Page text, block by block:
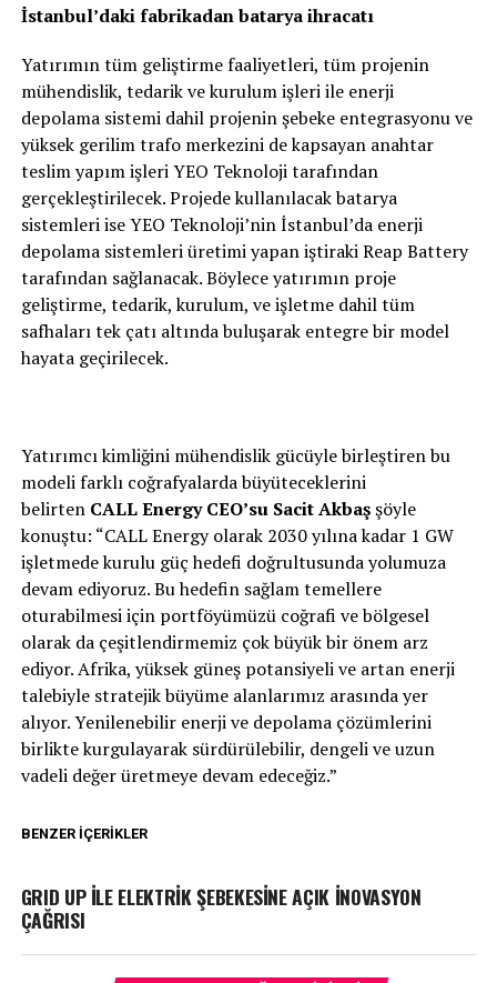
İstanbul’daki fabrikadan batarya ihracatı
Yatırımın tüm geliştirme faaliyetleri, tüm projenin
mühendislik, tedarik ve kurulum işleri ile enerji
depolama sistemi dahil projenin şebeke entegrasyonu ve
yüksek gerilim trafo merkezini de kapsayan anahtar
teslim yapım işleri YEO Teknoloji tarafından
gerçekleştirilecek. Projede kullanılacak batarya
sistemleri ise YEO Teknoloji’nin İstanbul’da enerji
depolama sistemleri üretimi yapan iştiraki Reap Battery
tarafından sağlanacak. Böylece yatırımın proje
geliştirme, tedarik, kurulum, ve işletme dahil tüm
safhaları tek çatı altında buluşarak entegre bir model
hayata geçirilecek.
Yatırımcı kimliğini mühendislik gücüyle birleştiren bu
modeli farklı coğrafyalarda büyüteceklerini
belirten CALL Energy CEO’su Sacit Akbaşşöyle
konuştu: “CALL Energy olarak 2030 yılına kadar 1 GW
işletmede kurulu güç hedefi doğrultusunda yolumuza
devam ediyoruz. Bu hedefin sağlam temellere
oturabilmesi için portföyümüzü coğrafi ve bölgesel
olarak da çeşitlendirmemiz çok büyük bir önem arz
ediyor. Afrika, yüksek güneş potansiyeli ve artan enerji
talebiyle stratejik büyüme alanlarımız arasında yer
alıyor. Yenilenebilir enerji ve depolama çözümlerini
birlikte kurgulayarak sürdürülebilir, dengeli ve uzun
vadeli değer üretmeye devam edeceğiz.”
BENZER İÇERIKLER
GRID UP İLE ELEKTRİK ŞEBEKESİNE AÇIK İNOVASYON
ÇAĞRISI